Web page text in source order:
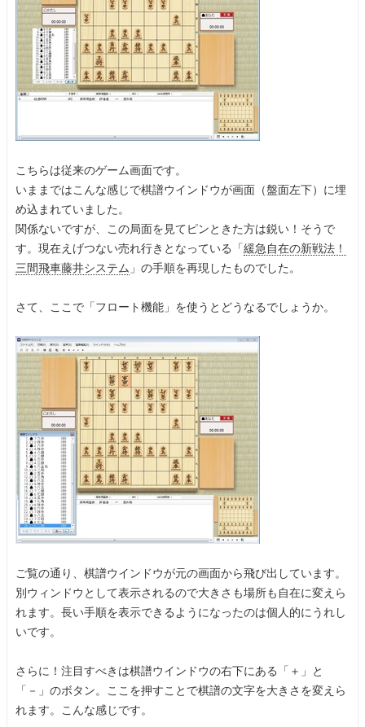
こちらは従来のゲーム画面です。
いままではこんな感じで棋譜ウインドウが画面（盤面左下）に埋
め込まれていました。
関係ないですが、この局面を見てピンときた方は鋭い！そうで
す。現在えげつない売れ行きとなっている「緩急自在の新戦法！
三間飛車藤井システム 」の手順を再現したものでした。
さて、ここで「フロート機能」を使うとどうなるでしょうか。
ご覧の通り、棋譜ウインドウが元の画面から飛び出しています。
別ウィンドウとして表示されるので大きさも場所も自在に変えら
れます。長い手順を表示できるようになったのは個人的にうれし
いです。
さらに！注目すべきは棋譜ウインドウの右下にある「＋」と
「－」のボタン。ここを押すことで棋譜の文字を大きさを変えら
れます。こんな感じです。